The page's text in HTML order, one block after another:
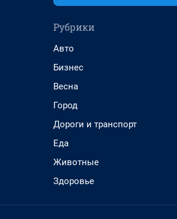
Рубрики
Авто
Бизнес
Весна
Город
Дороги и транспорт
Еда
Животные
Здоровье